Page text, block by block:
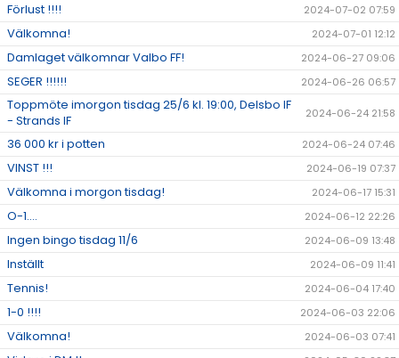
Förlust !!!! 2024-07-02 07:59
Välkomna! 2024-07-01 12:12
Damlaget välkomnar Valbo FF! 2024-06-27 09:06
SEGER !!!!!! 2024-06-26 06:57
Toppmöte imorgon tisdag 25/6 kl. 19:00, Delsbo IF
- Strands IF
2024-06-24 21:58
36 000 kr i potten 2024-06-24 07:46
VINST !!! 2024-06-19 07:37
Välkomna i morgon tisdag! 2024-06-17 15:31
O-1.... 2024-06-12 22:26
Ingen bingo tisdag 11/6 2024-06-09 13:48
Inställt 2024-06-09 11:41
Tennis! 2024-06-04 17:40
1-0 !!!! 2024-06-03 22:06
Välkomna! 2024-06-03 07:41